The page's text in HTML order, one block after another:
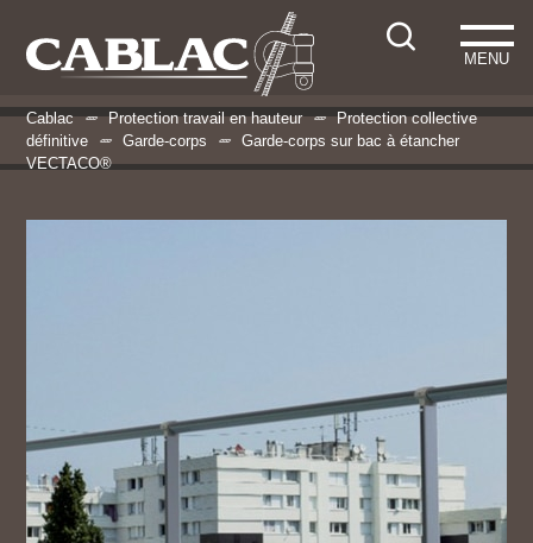
MENU
Cablac Protection travail en hauteur
Protection collective
définitive
Garde-corps
Garde-corps sur bac à étancher
VECTACO®